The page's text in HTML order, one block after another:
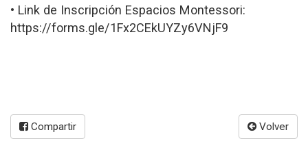
• Link de Inscripción Espacios Montessori:
https://forms.gle/1Fx2CEkUYZy6VNjF9
Compartir Volver